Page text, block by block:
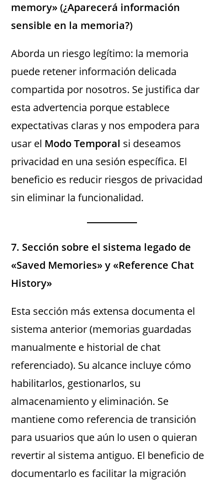
memory» (¿Aparecerá información
sensible en la memoria?)
Aborda un riesgo legítimo: la memoria
puede retener información delicada
compartida por nosotros. Se justifica dar
esta advertencia porque establece
expectativas claras y nos empodera para
usar el Modo Temporal si deseamos
privacidad en una sesión específica. El
beneficio es reducir riesgos de privacidad
sin eliminar la funcionalidad.
7. Sección sobre el sistema legado de
«Saved Memories» y «Reference Chat
History»
Esta sección más extensa documenta el
sistema anterior (memorias guardadas
manualmente e historial de chat
referenciado). Su alcance incluye cómo
habilitarlos, gestionarlos, su
almacenamiento y eliminación. Se
mantiene como referencia de transición
para usuarios que aún lo usen o quieran
revertir al sistema antiguo. El beneficio de
documentarlo es facilitar la migración